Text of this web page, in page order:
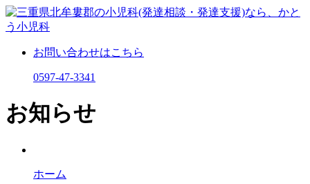
お問い合わせはこちら
0597-47-3341
お知らせ
ホーム